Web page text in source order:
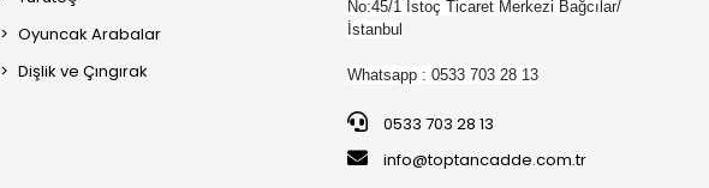
Oyuncak Arabalar
Dişlik ve Çıngırak
No:45/1 İstoç Ticaret Merkezi Bağcılar/
İstanbul
Whatsapp : 0533 703 28 13
0533 703 28 13
info@toptancadde.com.tr